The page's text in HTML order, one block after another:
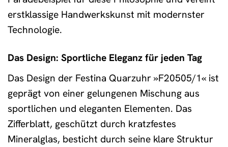
erstklassige Handwerkskunst mit modernster
Technologie.
Das Design: Sportliche Eleganz für jeden Tag
Das Design der Festina Quarzuhr »F20505/1« ist
geprägt von einer gelungenen Mischung aus
sportlichen und eleganten Elementen. Das
Zifferblatt, geschützt durch kratzfestes
Mineralglas, besticht durch seine klare Struktur